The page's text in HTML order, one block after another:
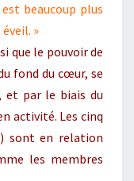
beaucoup plus
»
que le pouvoir de
fond du cœur, se
et par le biais du
activité. Les cinq
sont en relation
les membres